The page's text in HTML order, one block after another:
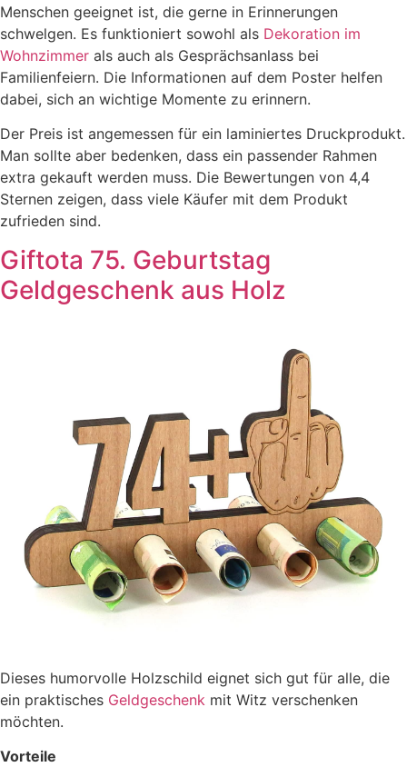
Menschen geeignet ist, die gerne in Erinnerungen
schwelgen. Es funktioniert sowohl als Dekoration im
Wohnzimmer als auch als Gesprächsanlass bei
Familienfeiern. Die Informationen auf dem Poster helfen
dabei, sich an wichtige Momente zu erinnern.
Der Preis ist angemessen für ein laminiertes Druckprodukt.
Man sollte aber bedenken, dass ein passender Rahmen
extra gekauft werden muss. Die Bewertungen von 4,4
Sternen zeigen, dass viele Käufer mit dem Produkt
zufrieden sind.
Giftota 75. Geburtstag
Geldgeschenk aus Holz
Dieses humorvolle Holzschild eignet sich gut für alle, die
ein praktisches Geldgeschenk mit Witz verschenken
möchten.
Vorteile